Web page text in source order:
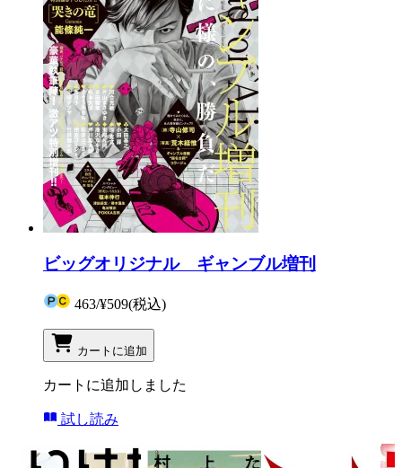
ビッグオリジナル ギャンブル増刊
463/¥509(税込)
カートに追加
カートに追加しました
試し読み